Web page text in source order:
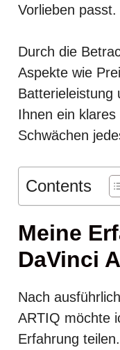
Vorlieben passt.
Durch die
Aspekte wie
Batterieleistung
Ihnen ein
Schwächen
Contents
Meine
DaVinci
Nach
ARTIQ möchte
Erfahrung